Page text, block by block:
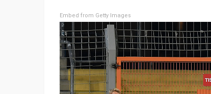
Embed from Getty Images